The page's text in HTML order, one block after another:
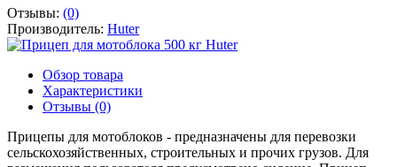
Отзывы: (0)
Производитель: Huter
Обзор товара
Характеристики
Отзывы (0)
Прицепы для мотоблоков - предназначены для перевозки
сельскохозяйственных, строительных и прочих грузов. Для